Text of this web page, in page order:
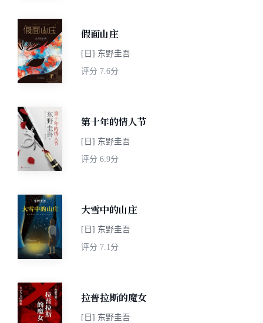
假面山庄
[日] 东野圭吾
评分 7.6分
第十年的情人节
[日] 东野圭吾
评分 6.9分
大雪中的山庄
[日] 东野圭吾
评分 7.1分
拉普拉斯的魔女
[日] 东野圭吾